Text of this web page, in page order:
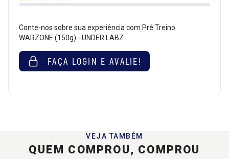
Conte-nos sobre sua experiência com Pré Treino
WARZONE (150g) - UNDER LABZ
FAÇA LOGIN E AVALIE!
VEJA TAMBÉM
QUEM COMPROU, COMPROU